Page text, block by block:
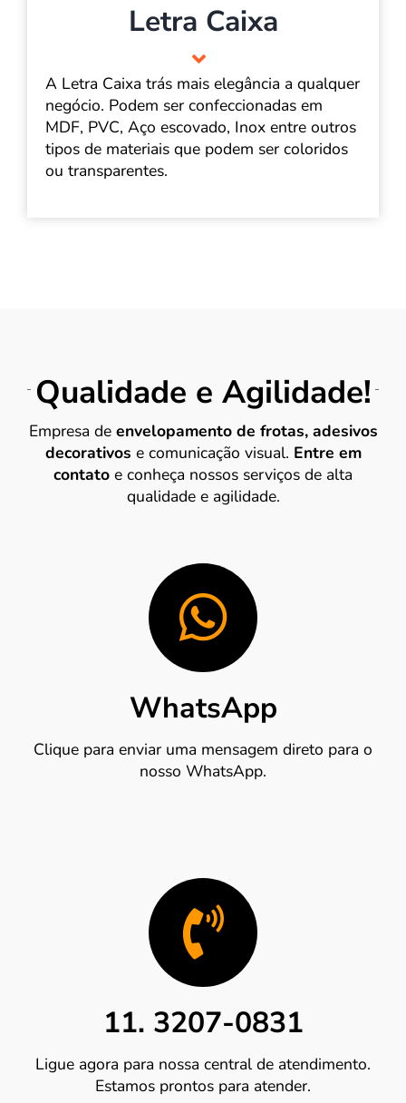
Letra Caixa
A Letra Caixa trás mais elegância a qualquer
negócio. Podem ser confeccionadas em
MDF, PVC, Aço escovado, Inox entre outros
tipos de materiais que podem ser coloridos
ou transparentes.
Qualidade e Agilidade!
Empresa de envelopamento de frotas, adesivos
decorativos e comunicação visual. Entre em
contato e conheça nossos serviços de alta
qualidade e agilidade.
WhatsApp
Clique para enviar uma mensagem direto para o
nosso WhatsApp.
11. 3207-0831
Ligue agora para nossa central de atendimento.
Estamos prontos para atender.